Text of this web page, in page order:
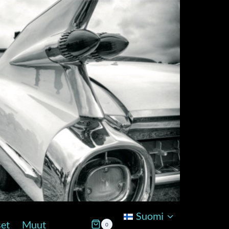
Muut 0
Suomi